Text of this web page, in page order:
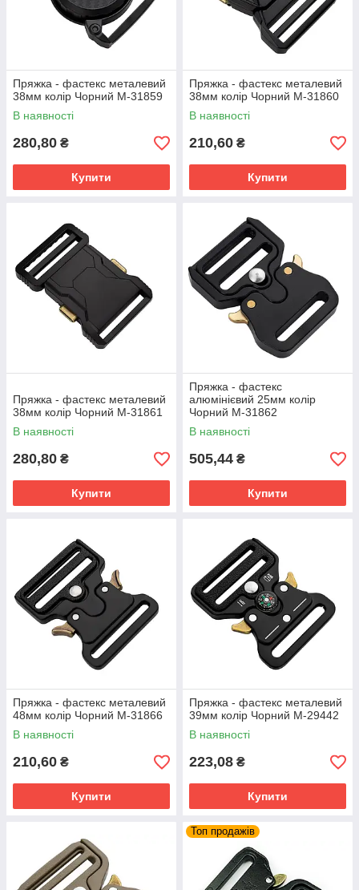
Пряжка - фастекс металевий
38мм колір Чорний М-31859
В наявності
280,80 ₴
Купити
Пряжка - фастекс металевий
38мм колір Чорний М-31860
В наявності
210,60 ₴
Купити
Пряжка - фастекс металевий
38мм колір Чорний М-31861
В наявності
280,80 ₴
Купити
Пряжка - фастекс
алюмінієвий 25мм колір
Чорний М-31862
В наявності
505,44 ₴
Купити
Пряжка - фастекс металевий
48мм колір Чорний М-31866
В наявності
210,60 ₴
Купити
Пряжка - фастекс металевий
39мм колір Чорний М-29442
В наявності
223,08 ₴
Купити
Топ продажів